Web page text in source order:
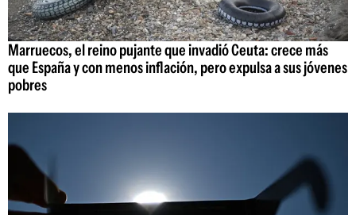
Marruecos, el reino pujante que invadió Ceuta: crece más
que España y con menos inflación, pero expulsa a sus jóvenes
pobres